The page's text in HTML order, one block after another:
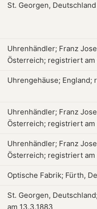
St. Georgen, Deutschland
Uhrenhändler; Franz
Österreich; registriert am
Uhrengehäuse; England;
Uhrenhändler; Franz
Österreich; registriert am
Uhrenhändler; Franz
Österreich; registriert am
Optische Fabrik; Fürth,
St. Georgen,
am 13.3.1883